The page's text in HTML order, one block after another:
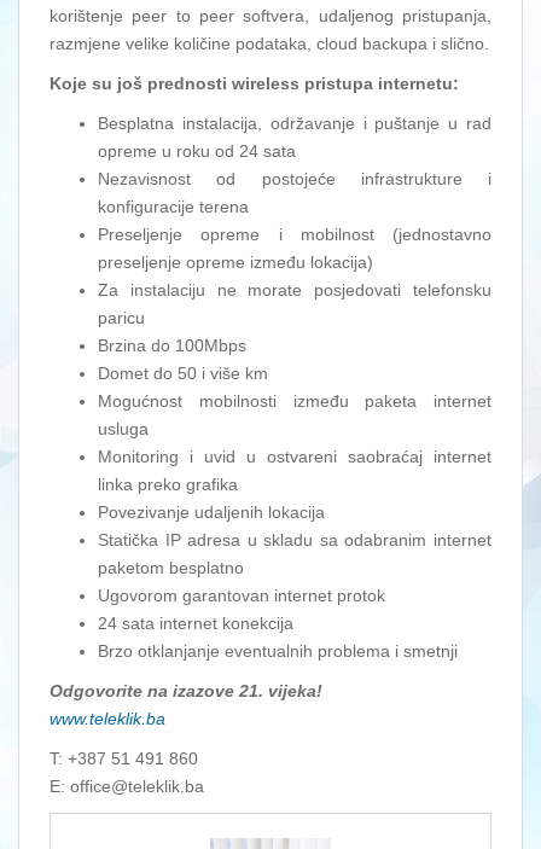
korištenje peer to peer softvera, udaljenog pristupanja,
razmjene velike količine podataka, cloud backupa i slično.
Koje su još prednosti wireless pristupa internetu:
Besplatna instalacija, održavanje i puštanje u rad
opreme u roku od 24 sata
Nezavisnost od postojeće infrastrukture i
konfiguracije terena
Preseljenje opreme i mobilnost (jednostavno
preseljenje opreme između lokacija)
Za instalaciju ne morate posjedovati telefonsku
paricu
Brzina do 100Mbps
Domet do 50 i više km
Mogućnost mobilnosti između paketa internet
usluga
Monitoring i uvid u ostvareni saobraćaj internet
linka preko grafika
Povezivanje udaljenih lokacija
Statička IP adresa u skladu sa odabranim internet
paketom besplatno
Ugovorom garantovan internet protok
24 sata internet konekcija
Brzo otklanjanje eventualnih problema i smetnji
Odgovorite na izazove 21. vijeka!
www.teleklik.ba
T: +387 51 491 860
E: office@teleklik.ba